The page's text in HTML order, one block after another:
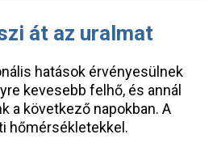
át az uralmat
hatások érvényesülnek
kevesebb felhő, és annál
a következő napokban. A
hőmérsékletekkel.